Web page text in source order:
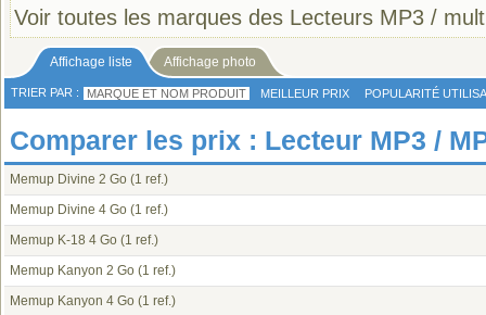
Voir toutes les marques des Lecteurs MP3 /
Affichage liste Affichage photo
TRIER PAR : MARQUE ET NOM PRODUIT MEILLEUR PRIX POPULARITÉ
Comparer les prix : Lecteur MP3 /
Memup Divine 2 Go (1 ref.)
Memup Divine 4 Go (1 ref.)
Memup K-18 4 Go (1 ref.)
Memup Kanyon 2 Go (1 ref.)
Memup Kanyon 4 Go (1 ref.)